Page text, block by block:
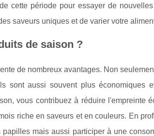
cette période pour essayer de
saveurs uniques et de varier votre
de saison ?
de nombreux avantages. Non
sont aussi souvent plus économiques
vous contribuez à réduire l'empreinte
riche en saveurs et en couleurs. En
mais aussi participer à une